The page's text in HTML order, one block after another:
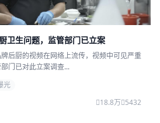
卫生问题，监管部门已立案
后厨的视频在网络上流传，视频中可见严重
门已对此立案调查...
光
18.8万 5432